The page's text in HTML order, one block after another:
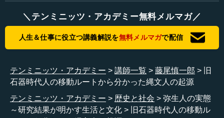
なります。
藤尾 そのうち、ゲノムでいいますと、この32億あるゲノ
ムの中の99.9パーセントは、現在人類は80億人ほどいるの
かもしれませんけれど、全て一緒らしいのです。（つま
り）0.1パーセントだけが違うらしい。みな違うわけです。
＼テンミニッツ・アカデミー無料メルマガ／
人生＆仕事に役立つ講義解説を無料メルマガで配信
テンミニッツ・アカデミー 講師一覧 藤尾慎一郎
旧
石器時代人の移動ルートから分かった縄文人の起源
テンミニッツ・アカデミー
歴史と社会
弥生人の実態
～研究結果が明かす生活と文化
旧石器時代人の移動ル